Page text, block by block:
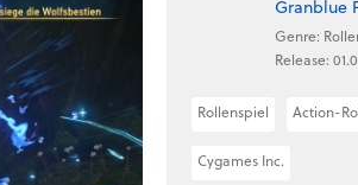
Granblue
Genre:
Release:
Rollenspiel Action-
Cygames Inc.